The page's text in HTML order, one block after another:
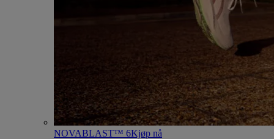
NOVABLAST™ 6Kjøp nå